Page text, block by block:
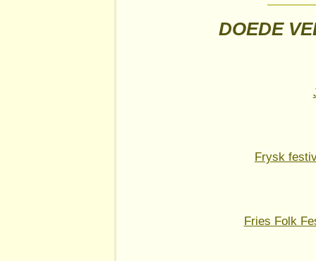
DOEDE
Frysk
Fries Folk